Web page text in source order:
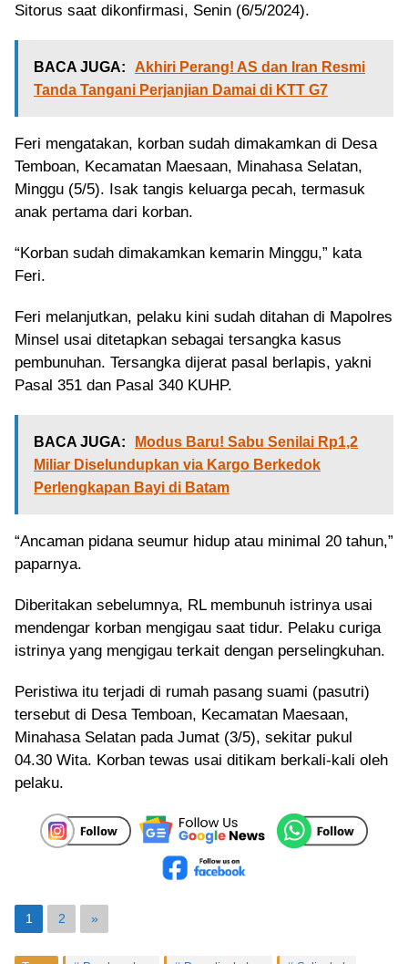
Sitorus saat dikonfirmasi, Senin (6/5/2024).
BACA JUGA:
Akhiri Perang! AS dan Iran Resmi
Tanda Tangani Perjanjian Damai di KTT G7
Feri mengatakan, korban sudah dimakamkan di Desa
Temboan, Kecamatan Maesaan, Minahasa Selatan,
Minggu (5/5). Isak tangis keluarga pecah, termasuk
anak pertama dari korban.
“Korban sudah dimakamkan kemarin Minggu,” kata
Feri.
Feri melanjutkan, pelaku kini sudah ditahan di Mapolres
Minsel usai ditetapkan sebagai tersangka kasus
pembunuhan. Tersangka dijerat pasal berlapis, yakni
Pasal 351 dan Pasal 340 KUHP.
BACA JUGA:
Modus Baru! Sabu Senilai Rp1,2
Miliar Diselundupkan via Kargo Berkedok
Perlengkapan Bayi di Batam
“Ancaman pidana seumur hidup atau minimal 20 tahun,”
paparnya.
Diberitakan sebelumnya, RL membunuh istrinya usai
mendengar korban mengigau saat tidur. Pelaku curiga
istrinya yang mengigau terkait dengan perselingkuhan.
Peristiwa itu terjadi di rumah pasang suami (pasutri)
tersebut di Desa Temboan, Kecamatan Maesaan,
Minahasa Selatan pada Jumat (3/5), sekitar pukul
04.30 Wita. Korban tewas usai ditikam berkali-kali oleh
pelaku.
1 2 »